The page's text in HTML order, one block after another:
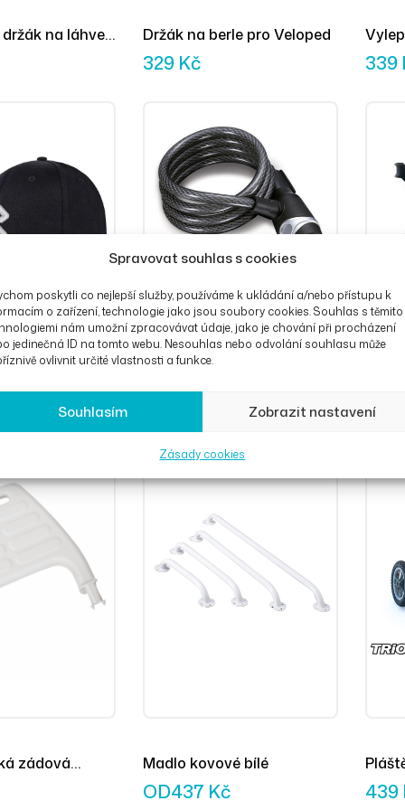
Spravovat souhlas s cookies
poskytli co nejlepší služby, používáme k ukládání a/nebo přístupu k
o zařízení, technologie jako jsou soubory cookies. Souhlas s těmito
nám umožní zpracovávat údaje, jako je chování při procházení
jedinečná ID na tomto webu. Nesouhlas nebo odvolání souhlasu může
ovlivnit určité vlastnosti a funkce.
Souhlasím Zobrazit nastavení
Zásady cookies
na láhve
Držák na berle pro Veloped
329 Kč 339
Cap
359Kč
–
zádová
Madlo kovové bílé
OD437 Kč 439